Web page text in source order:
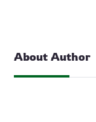
About Author